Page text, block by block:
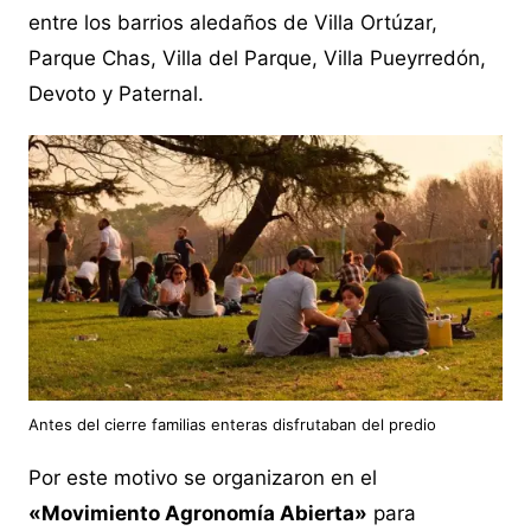
entre los barrios aledaños de Villa Ortúzar,
Parque Chas, Villa del Parque, Villa Pueyrredón,
Devoto y Paternal.
Antes del cierre familias enteras disfrutaban del predio
Por este motivo se organizaron en el
«Movimiento Agronomía Abierta» para